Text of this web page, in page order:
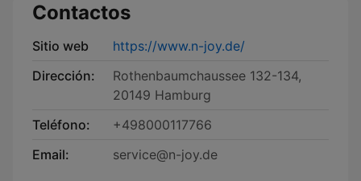
Contactos
Sitio web
https://www.n-joy.de/
Dirección:
Rothenbaumchaussee 132-134,
20149 Hamburg
Teléfono:
+498000117766
Email:
service@n-joy.de